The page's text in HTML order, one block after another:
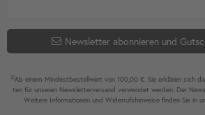
Newsletter abonnieren und
2)Ab einem Mindest­bestell­wert von 100,00 €. Sie erklären sich
ten für unseren News­letter­versand ver­wen­det werden. Der
Weitere Infor­mationen und Wider­rufshin­weise finden Sie in